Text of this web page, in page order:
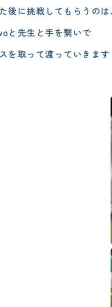
後に挑戦してもらうの
と先生と手を繋いで
を取って渡っていきます